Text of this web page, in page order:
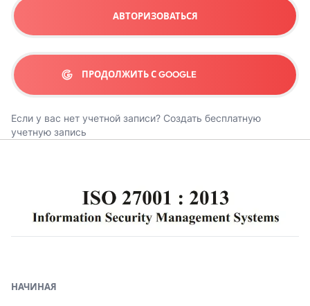
АВТОРИЗОВАТЬСЯ
ПРОДОЛЖИТЬ С GOOGLE
Если у вас нет учетной записи? Создать бесплатную
учетную запись
НАЧИНАЯ